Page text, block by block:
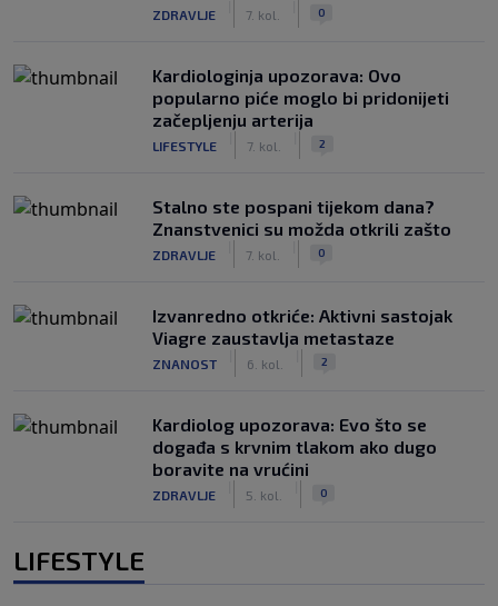
ZDRAVLJE 7. kol. 0
Kardiologinja upozorava: Ovo
popularno piće moglo bi pridonijeti
začepljenju arterija
LIFESTYLE 7. kol. 2
Stalno ste pospani tijekom dana?
Znanstvenici su možda otkrili zašto
ZDRAVLJE 7. kol. 0
Izvanredno otkriće: Aktivni sastojak
Viagre zaustavlja metastaze
ZNANOST 6. kol. 2
Kardiolog upozorava: Evo što se
događa s krvnim tlakom ako dugo
boravite na vrućini
ZDRAVLJE 5. kol. 0
LIFESTYLE